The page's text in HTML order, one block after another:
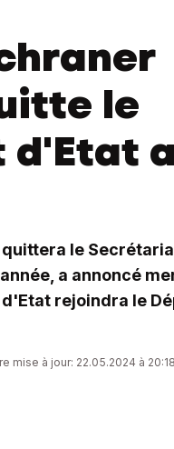
le
le
a annoncé
rejoindra le
mise à jour: 22.05.2024 à